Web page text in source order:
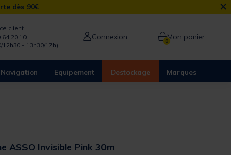
dès 90€ ×
client
64 20 10
12h30 - 13h30/17h)
Connexion 0Mon panier
Navigation Equipement Destockage Marques
ASSO Invisible Pink 30m